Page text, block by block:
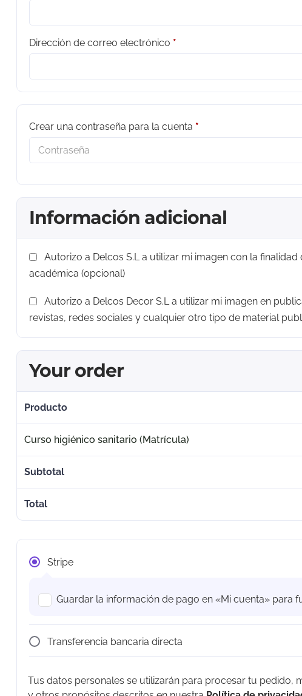
Dirección de correo electrónico *
Crear una contraseña para la cuenta *
Información adicional
Autorizo a Delcos S.L a utilizar mi imagen con la
académica (opcional)
Autorizo a Delcos Decor S.L a utilizar mi imagen en
revistas, redes sociales y cualquier otro tipo de material
Your order
Producto
Curso higiénico sanitario (Matrícula)
Subtotal
Total
Stripe
Guardar la información de pago en «Mi cuenta» para
Transferencia bancaria directa
Tus datos personales se utilizarán para procesar tu pedido,